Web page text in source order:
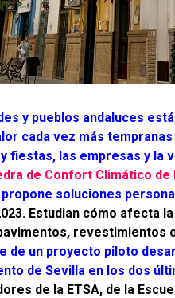
y pueblos andaluces
cada vez más
fiestas, las empresas y la
de Confort Climático de
propone soluciones
Estudian cómo afecta
revestimientos
de un proyecto piloto
de Sevilla en los dos
de la ETSA, de la